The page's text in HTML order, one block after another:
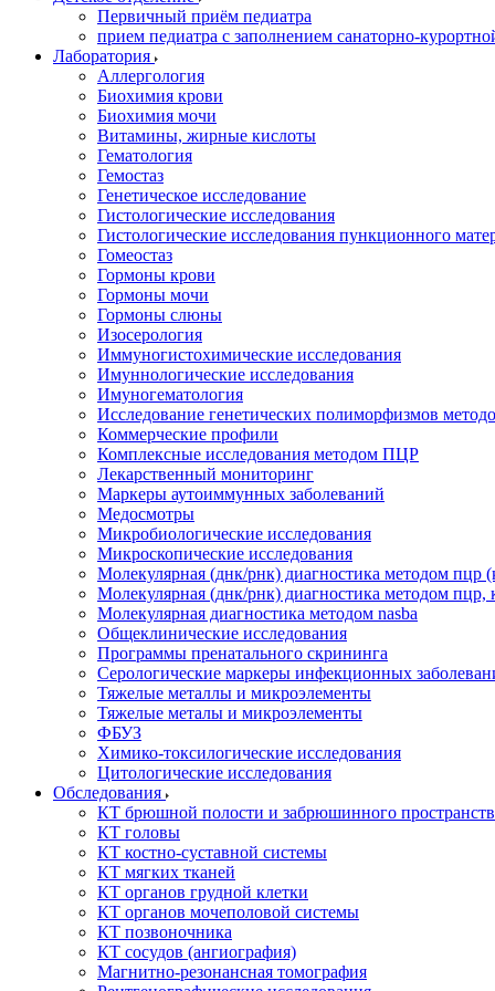
Первичный приём педиатра
прием педиатра с заполнением санаторно-
Лаборатория
Аллергология
Биохимия крови
Биохимия мочи
Витамины, жирные кислоты
Гематология
Гемостаз
Генетическое исследование
Гистологические исследования
Гистологические исследования пункционного
Гомеостаз
Гормоны крови
Гормоны мочи
Гормоны слюны
Изосерология
Иммуногистохимические исследования
Имуннологические исследования
Имуногематология
Исследование генетических полиморфизмов
Коммерческие профили
Комплексные исследования методом ПЦР
Лекарственный мониторинг
Маркеры аутоиммунных заболеваний
Медосмотры
Микробиологические исследования
Микроскопические исследования
Молекулярная (днк/рнк) диагностика методом пцр
Молекулярная (днк/рнк) диагностика методом пцр,
Молекулярная диагностика методом nasba
Общеклинические исследования
Программы пренатального скрининга
Серологические маркеры инфекционных
Тяжелые металлы и микроэлементы
Тяжелые металы и микроэлементы
ФБУЗ
Химико-токсилогические исследования
Цитологические исследования
Обследования
КТ брюшной полости и забрюшинного
КТ головы
КТ костно-суставной системы
КТ мягких тканей
КТ органов грудной клетки
КТ органов мочеполовой системы
КТ позвоночника
КТ сосудов (ангиография)
Магнитно-резонансная томография